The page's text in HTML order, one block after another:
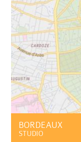
BORDEAUX
STUDIO